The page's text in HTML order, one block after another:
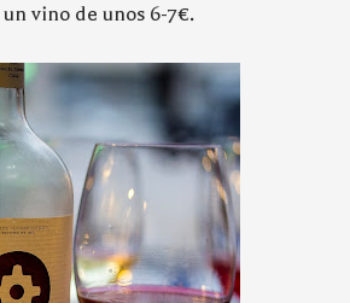
vino de unos 6-7€.